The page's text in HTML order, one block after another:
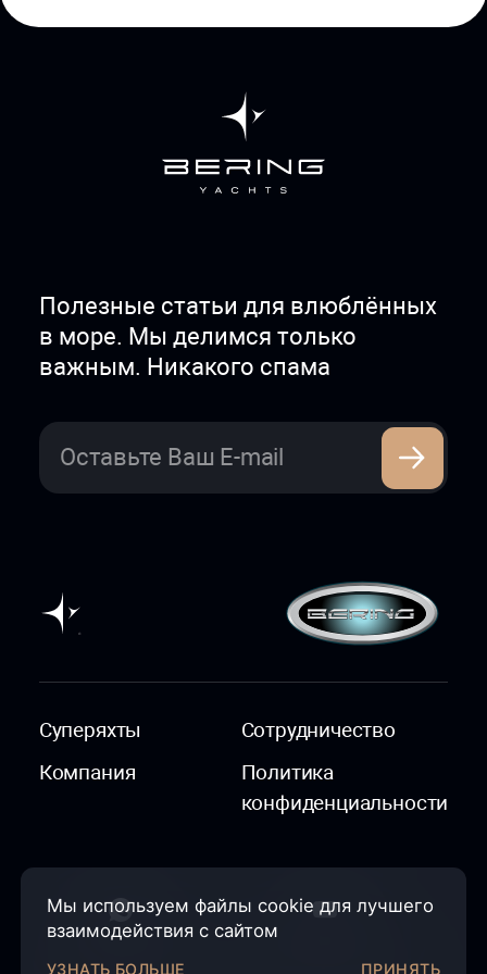
Полезные статьи для влюблённых
в море. Мы делимся только
важным. Никакого спама
Суперяхты
Сотрудничество
Компания
Политика
конфиденциальности
Мы используем файлы cookie для лучшего
взаимодействия с сайтом
ПРИНЯТЬ
УЗНАТЬ БОЛЬШЕ